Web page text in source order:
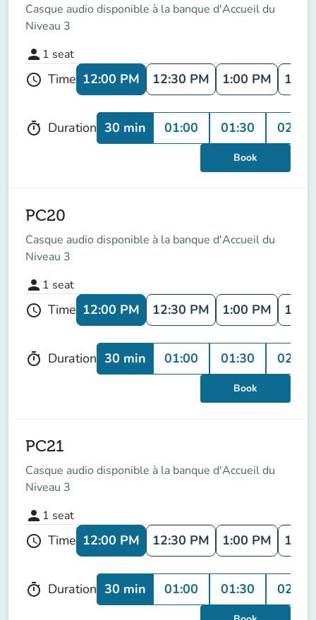
Casque audio disponible à la banque d'Accueil du
Niveau 3
person 1 seat
schedule Time 12:00 PM 12:30 PM 1:00 PM 1:30
timer Duration 30 min 01:00 01:30 02:00
Book
PC20
Casque audio disponible à la banque d'Accueil du
Niveau 3
person 1 seat
schedule Time 12:00 PM 12:30 PM 1:00 PM 1:30
timer Duration 30 min 01:00 01:30 02:00
Book
PC21
Casque audio disponible à la banque d'Accueil du
Niveau 3
person 1 seat
schedule Time 12:00 PM 12:30 PM 1:00 PM 1:30
timer Duration 30 min 01:00 01:30 02:00